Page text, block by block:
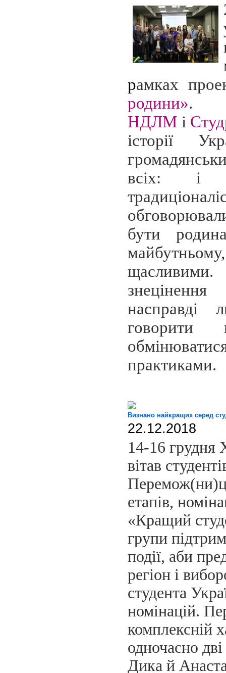
рамках
родини».
НДЛМ і
історії
всіх: і
бути
насправді
практиками.
Визнано найкращих серед
22.12.2018
14-16 грудня
вітав
етапів,
«Кращий
групи
події, аби
регіон і
студента
номінацій.
комплексній
одночасно
Дика й